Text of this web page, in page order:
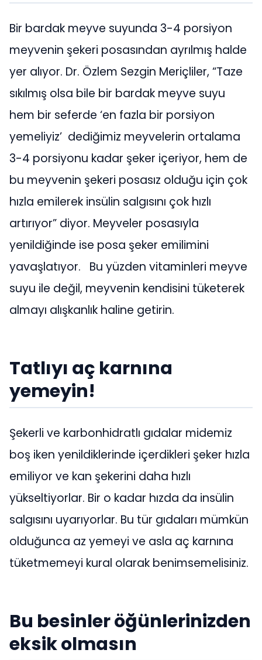
Bir bardak meyve suyunda 3-4 porsiyon
meyvenin şekeri posasından ayrılmış halde
yer alıyor. Dr. Özlem Sezgin Meriçliler, “Taze
sıkılmış olsa bile bir bardak meyve suyu
hem bir seferde ‘en fazla bir porsiyon
yemeliyiz’ dediğimiz meyvelerin ortalama
3-4 porsiyonu kadar şeker içeriyor, hem de
bu meyvenin şekeri posasız olduğu için çok
hızla emilerek insülin salgısını çok hızlı
artırıyor” diyor. Meyveler posasıyla
yenildiğinde ise posa şeker emilimini
yavaşlatıyor. Bu yüzden vitaminleri meyve
suyu ile değil, meyvenin kendisini tüketerek
almayı alışkanlık haline getirin.
Tatlıyı aç karnına
yemeyin!
Şekerli ve karbonhidratlı gıdalar midemiz
boş iken yenildiklerinde içerdikleri şeker hızla
emiliyor ve kan şekerini daha hızlı
yükseltiyorlar. Bir o kadar hızda da insülin
salgısını uyarıyorlar. Bu tür gıdaları mümkün
olduğunca az yemeyi ve asla aç karnına
tüketmemeyi kural olarak benimsemelisiniz.
Bu besinler öğünlerinizden
eksik olmasın